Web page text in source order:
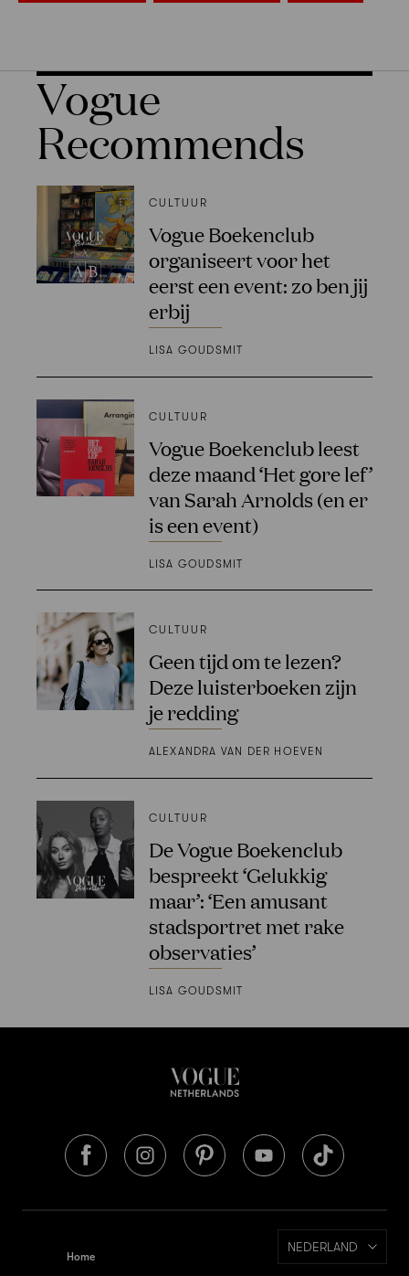
Vogue
Recommends
CULTUUR
Vogue Boekenclub
organiseert voor het
eerst een event: zo ben jij
erbij
LISA GOUDSMIT
CULTUUR
Vogue Boekenclub leest
deze maand ‘Het gore lef’
van Sarah Arnolds (en er
is een event)
LISA GOUDSMIT
CULTUUR
Geen tijd om te lezen?
Deze luisterboeken zijn
je redding
ALEXANDRA VAN DER HOEVEN
CULTUUR
De Vogue Boekenclub
bespreekt ‘Gelukkig
maar’: ‘Een amusant
stadsportret met rake
observaties’
LISA GOUDSMIT
Home
NEDERLAND